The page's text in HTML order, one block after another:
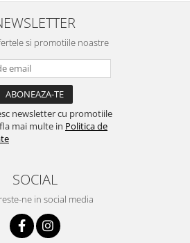
de
gatit
si promotiile noastre
newsletter cu promotiile
mai multe in Politica de
SOCIAL
ne in social media